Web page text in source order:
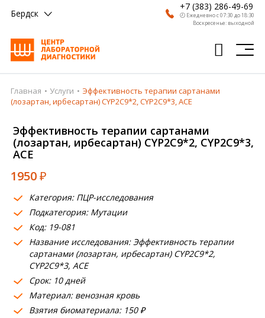
Бердск
+7 (383) 286-49-69
🕗 Ежедневно с 07:30 до 18:30
Воскресенье: выходной
Главная
Врачи
Получить результат
Пациентам
О компании
Где сдать
Партнерам
Главная Услуги
Эффективность терапии сартанами
(лозартан, ирбесартан) CYP2C9*2, CYP2C9*3, ACE
Эффективность терапии сартанами
(лозартан, ирбесартан) CYP2C9*2, CYP2C9*3,
ACE
1950₽
Категория: ПЦР-исследования
Подкатегория: Мутации
Код: 19-081
Название исследования: Эффективность терапии
сартанами (лозартан, ирбесартан) CYP2C9*2,
CYP2C9*3, ACE
Срок: 10 дней
Материал: венозная кровь
Взятия биоматериала: 150 ₽